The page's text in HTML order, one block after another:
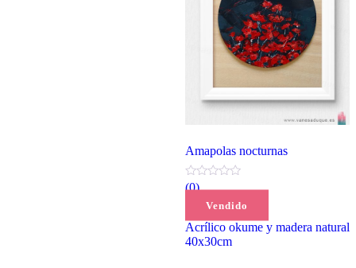
Vendido
Amapolas nocturnas
(0)
85,00
Acrílico okume y madera natural
40x30cm